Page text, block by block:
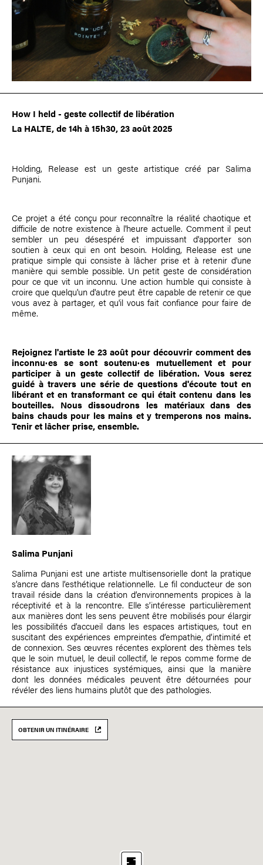
How I held - geste collectif de libération
La HALTE, de 14h à 15h30, 23 août 2025
Holding, Release est un geste artistique créé par Salima
Punjani.
Ce projet a été conçu pour reconnaître la réalité chaotique et
difficile de notre existence à l'heure actuelle. Comment il peut
sembler un peu désespéré et impuissant d'apporter son
soutien à ceux qui en ont besoin. Holding, Release est une
pratique simple qui consiste à lâcher prise et à retenir d'une
manière qui semble possible. Un petit geste de considération
pour ce que vit un inconnu. Une action humble qui consiste à
croire que quelqu'un d'autre peut être capable de retenir ce que
vous avez à partager, et qu'il vous fait confiance pour faire de
même.
Rejoignez l'artiste le 23 août pour découvrir comment des
inconnu·es se sont soutenu·es mutuellement et pour
participer à un geste collectif de libération. Vous serez
guidé à travers une série de questions d'écoute tout en
libérant et en transformant ce qui était contenu dans les
bouteilles. Nous dissoudrons les matériaux dans des
bains chauds pour les mains et y tremperons nos mains.
Tenir et lâcher prise, ensemble.
Salima Punjani
Salima Punjani est une artiste multisensorielle dont la pratique
s’ancre dans l’esthétique relationnelle. Le fil conducteur de son
travail réside dans la création d’environnements propices à la
réceptivité et à la rencontre. Elle s’intéresse particulièrement
aux manières dont les sens peuvent être mobilisés pour élargir
les possibilités d’accueil dans les espaces artistiques, tout en
suscitant des expériences empreintes d’empathie, d’intimité et
de connexion. Ses œuvres récentes explorent des thèmes tels
que le soin mutuel, le deuil collectif, le repos comme forme de
résistance aux injustices systémiques, ainsi que la manière
dont les données médicales peuvent être détournées pour
révéler des liens humains plutôt que des pathologies.
OBTENIR UN ITINÉRAIRE